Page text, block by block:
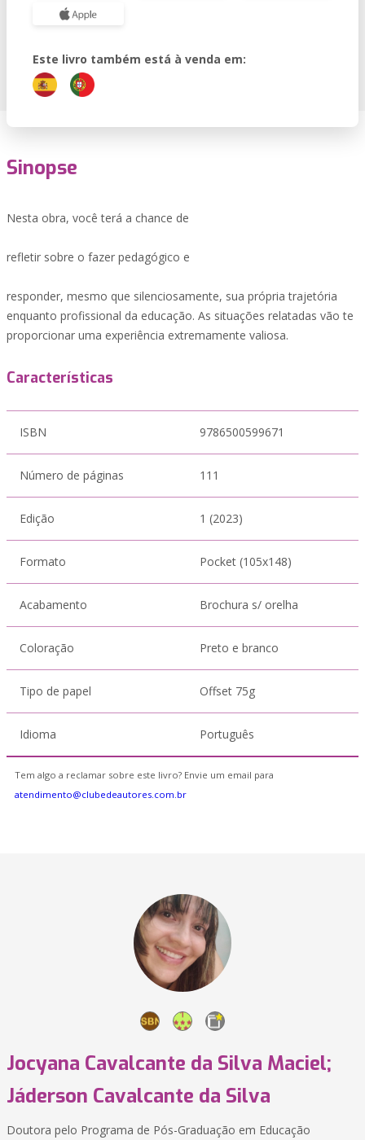
Este livro também está à venda em:
Sinopse
Nesta obra, você terá a chance de
refletir sobre o fazer pedagógico e
responder, mesmo que silenciosamente, sua própria trajetória
enquanto profissional da educação. As situações relatadas vão te
proporcionar uma experiência extremamente valiosa.
Características
ISBN 9786500599671
Número de páginas 111
Edição 1 (2023)
Formato Pocket (105x148)
Acabamento Brochura s/ orelha
Coloração Preto e branco
Tipo de papel Offset 75g
Idioma Português
Tem algo a reclamar sobre este livro? Envie um email para
atendimento@clubedeautores.com.br
Jocyana Cavalcante da Silva Maciel;
Jáderson Cavalcante da Silva
Doutora pelo Programa de Pós-Graduação em Educação